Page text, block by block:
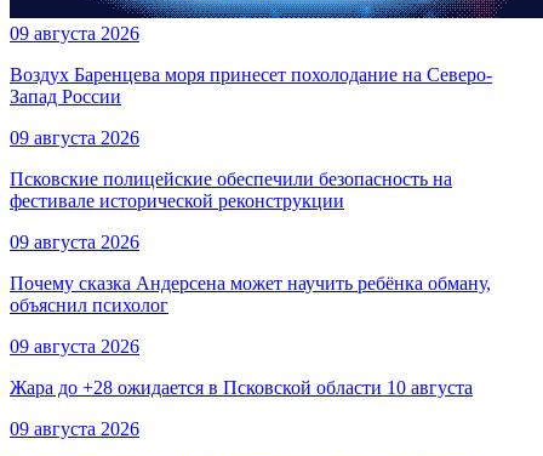
09 августа 2026
Воздух Баренцева моря принесет похолодание на Северо-
Запад России
09 августа 2026
Псковские полицейские обеспечили безопасность на
фестивале исторической реконструкции
09 августа 2026
Почему сказка Андерсена может научить ребёнка обману,
объяснил психолог
09 августа 2026
Жара до +28 ожидается в Псковской области 10 августа
09 августа 2026